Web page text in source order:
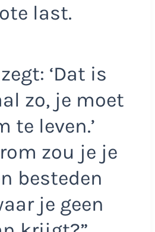
last.
‘Dat is
zo, je moet
te leven.’
zou je je
besteden
je geen